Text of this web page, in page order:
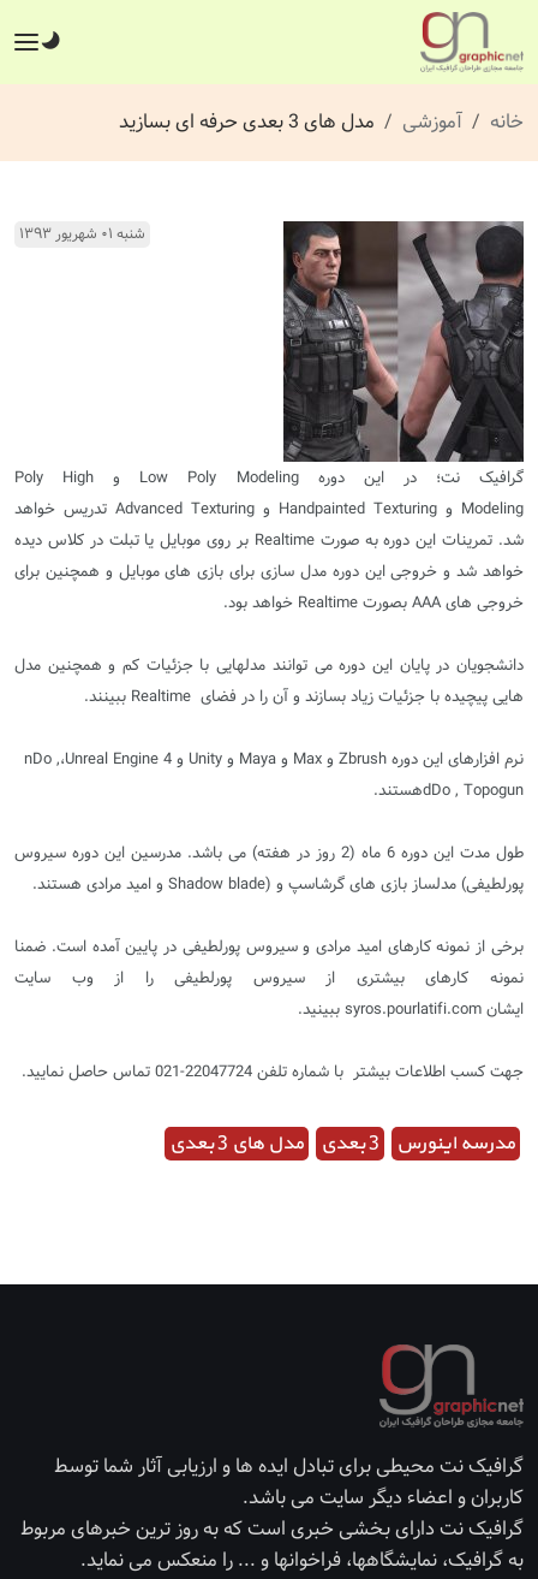
خانه آموزشی مدل های 3 بعدی حرفه ای بسازید
شنبه ۰۱ شهریور ۱۳۹۳
گرافیک نت؛ در این دورهLow Poly Modeling و High
Poly
Modeling و Handpainted Texturing و Advanced Texturing تدریس خواهد
شد. تمرینات این دوره به صورتRealtime بر روی موبایل یا تبلت در کلاس دیده
خواهد شد و خروجی این دوره مدل سازی برای بازی های موبایل و همچنین برای
خروجی هایAAAبصورتRealtime خواهد بود.
دانشجویان در پایان این دوره می توانند مدلهایی با جزئیات کم و همچنین مدل
هایی پیچیده با جزئیات زیاد بسازند و آن را در فضای Realtime ببینند.
نرم افزارهای این دورهZbrush وMax وMaya وUnity وUnreal Engine 4،nDo ,
dDo , Topogunهستند.
طول مدت این دوره 6 ماه (2 روز در هفته) می باشد . مدرسین این دوره سیروس
پورلطیفی(مدلساز بازی های گرشاسپ و Shadow blade) و امید مرادی هستند.
برخی از نمونه کارهای امید مرادی و سیروس پورلطیفی در پایین آمده است. ضمنا
نمونه کارهای بیشتری از سیروس پورلطیفی را از وب سایت
ایشان syros.pourlatifi.com ببینید.
جهت کسب اطلاعات بیشتر با شماره تلفن 22047724-021 تماس حاصل نمایید .
مدرسه اینورس 3 بعدی مدل های 3 بعدی
گرافیک نت محیطی برای تبادل ایده ها و ارزیابی آثار شما توسط
کاربران و اعضاء دیگر سایت می باشد.
گرافیک نت دارای بخشی خبری است که به روز ترین خبرهای مربوط
به گرافیک، نمایشگاهها، فراخوانها و ... را منعکس می نماید.